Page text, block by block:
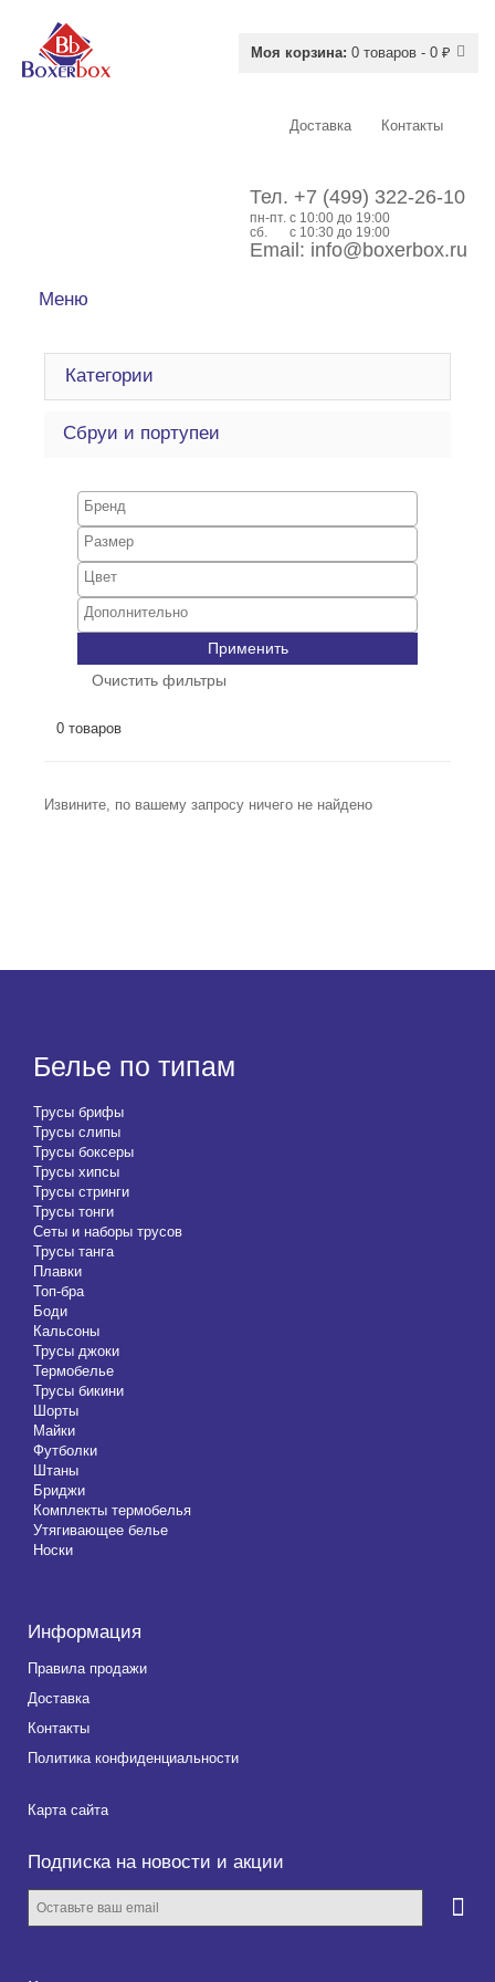
Моя корзина: 0 товаров - 0 ₽
Доставка Контакты
Тел. +7 (499) 322-26-10
пн-пт. c 10:00 до 19:00
сб.
с 10:30 до 19:00
Email: info@boxerbox.ru
Меню
Категории
Сбруи и портупеи
Применить
Очистить фильтры
0 товаров
Извините, по вашему запросу ничего не найдено
Белье по типам
Трусы брифы
Трусы слипы
Трусы боксеры
Трусы хипсы
Трусы стринги
Трусы тонги
Сеты и наборы трусов
Трусы танга
Плавки
Топ-бра
Боди
Кальсоны
Трусы джоки
Термобелье
Трусы бикини
Шорты
Майки
Футболки
Штаны
Бриджи
Комплекты термобелья
Утягивающее белье
Носки
Информация
Правила продажи
Доставка
Контакты
Политика конфиденциальности
Карта сайта
Подписка на новости и акции